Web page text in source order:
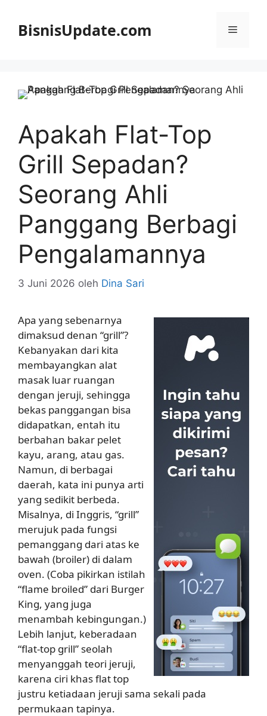
BisnisUpdate.com Menu
Apakah Flat-Top
Grill Sepadan?
Seorang Ahli
Panggang Berbagi
Pengalamannya
3 Juni 2026 oleh Dina Sari
Apa yang sebenarnya
dimaksud denan “grill”?
Kebanyakan dari kita
membayangkan alat
masak luar ruangan
dengan jeruji, sehingga
bekas panggangan bisa
didapatkan, entah itu
berbahan bakar pelet
kayu, arang, atau gas.
Namun, di berbagai
daerah, kata ini punya arti
yang sedikit berbeda.
Misalnya, di Inggris, “grill”
merujuk pada fungsi
pemanggang dari atas ke
bawah (broiler) di dalam
oven. (Coba pikirkan istilah
“flame broiled” dari Burger
King, yang juga
menambah kebingungan.)
Lebih lanjut, keberadaan
“flat-top grill” seolah
menyanggah teori jeruji,
karena ciri khas flat top
justru ketiadaan jeruji sama sekali pada
permukaan tapinya.